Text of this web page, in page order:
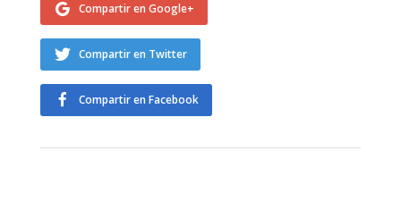
Compartir en Google+
Compartir en Twitter
Compartir en Facebook